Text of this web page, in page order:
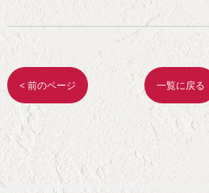
< 前のページ 一覧に戻る